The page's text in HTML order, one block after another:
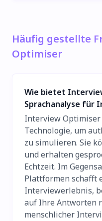
Häufig gestellte
Optimiser
Wie bietet
Sprachanalyse für
Interview
Technologie, um
zu simulieren. Sie
und erhalten
Echtzeit. Im
Plattformen schafft
Interviewerlebnis,
auf Ihre Antworten
menschlicher